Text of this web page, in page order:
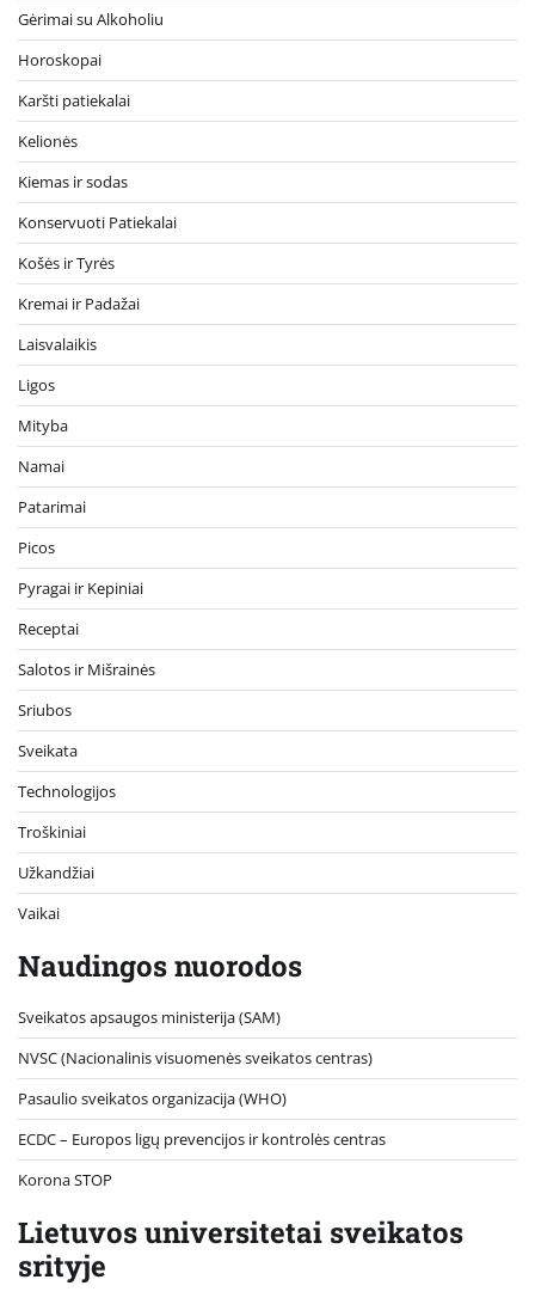
Gėrimai su Alkoholiu
Horoskopai
Karšti patiekalai
Kelionės
Kiemas ir sodas
Konservuoti Patiekalai
Košės ir Tyrės
Kremai ir Padažai
Laisvalaikis
Ligos
Mityba
Namai
Patarimai
Picos
Pyragai ir Kepiniai
Receptai
Salotos ir Mišrainės
Sriubos
Sveikata
Technologijos
Troškiniai
Užkandžiai
Vaikai
Naudingos nuorodos
Sveikatos apsaugos ministerija (SAM)
NVSC (Nacionalinis visuomenės sveikatos centras)
Pasaulio sveikatos organizacija (WHO)
ECDC – Europos ligų prevencijos ir kontrolės centras
Korona STOP
Lietuvos universitetai sveikatos
srityje